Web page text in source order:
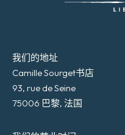
我们的地址
Camille Sourget书店
93, rue de Seine
75006 巴黎, 法国